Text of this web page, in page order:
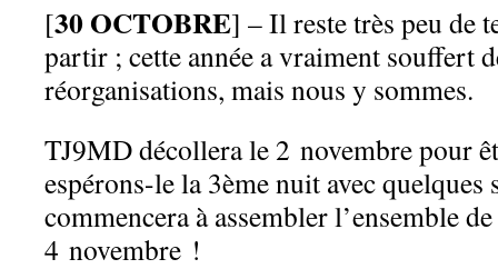
[30 OCTOBRE] – Il reste très peu de
partir ; cette année a vraiment souffert
réorganisations, mais nous y sommes.
TJ9MD décollera le 2 novembre pour
espérons-le la 3ème nuit avec quelques
commencera à assembler l’ensemble
4 novembre !